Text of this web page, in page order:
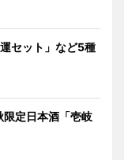
セット」など5種
定日本酒「壱岐